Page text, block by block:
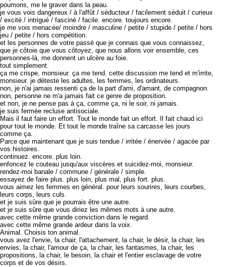
poumons, me le graver dans la peau.
je vous vois dangereux / à l'affût / séducteur / facilement séduit / curieux
/ excité / intrigué / fasciné / facile. encore. toujours encore.
je me vois menacée/ moindre / masculine / petite / stupide / petite / hors
jeu / petite / hors compétition.
et les personnes de votre passé que je connais que vous connaissez,
que je côtoie que vous côtoyez, que nous allons voir ensemble, ces
personnes-là, me donnent un ulcère au foie.
tout simplement.
ça me crispe, monsieur. ça me tend. cette discussion me tend et m'irrite,
monsieur. je déteste les adultes, les femmes, les ordinateurs.
non, je n'ai jamais ressenti ça de la part d'ami, d'amant, de compagnon.
non, personne ne m'a jamais fait ce genre de proposition.
et non, je ne pense pas à ça, comme ça, ni le soir, ni jamais.
je suis fermée recluse antisociale.
Mais il faut faire un effort. Tout le monde fait un effort. Il fait chaud ici
pour tout le monde. Et tout le monde traîne sa carcasse les jours
comme ça.
Parce que maintenant que je suis tendue / irritée / énervée / agacée par
vos histoires.
continuez. encore. plus loin.
enfoncez le couteau jusqu'aux viscères et suicidez-moi, monsieur.
rendez-moi banale / commune / générale / simple.
essayez de faire plus. plus loin, plus mal, plus fort. plus.
vous aimez les femmes en général. pour leurs sourires, leurs courbes,
leurs corps, leurs culs.
et je suis sûre que je pourrais être une autre.
et je suis sûre que vous diriez les mêmes mots à une autre.
avec cette même grande conviction dans le regard.
avec cette même grande ardeur dans la voix.
Animal. Choisis ton animal.
vous avez l'envie, la chair, l'attachement, la chair, le désir, la chair, les
envies, la chair, l'amour de ça, la chair, les fantasmes, la chair, les
propositions, la chair, le besoin, la chair et l'entier esclavage de votre
corps et de vos désirs.